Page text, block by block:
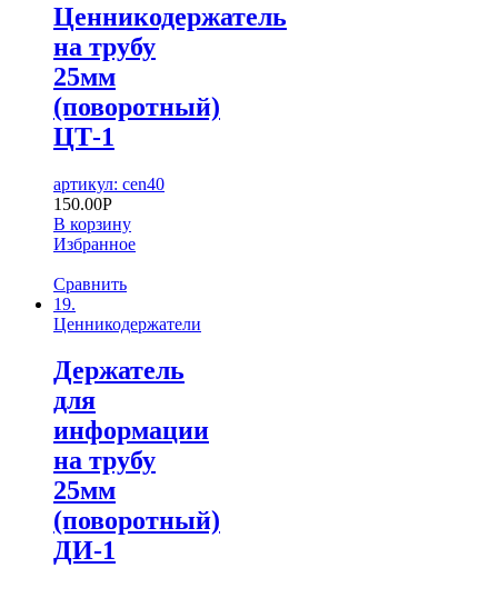
Ценникодержатель
на трубу
25мм
(поворотный)
ЦТ-1
артикул: cen40
150.00Р
В корзину
Избранное
Сравнить
19.
Ценникодержатели
Держатель
для
информации
на трубу
25мм
(поворотный)
ДИ-1